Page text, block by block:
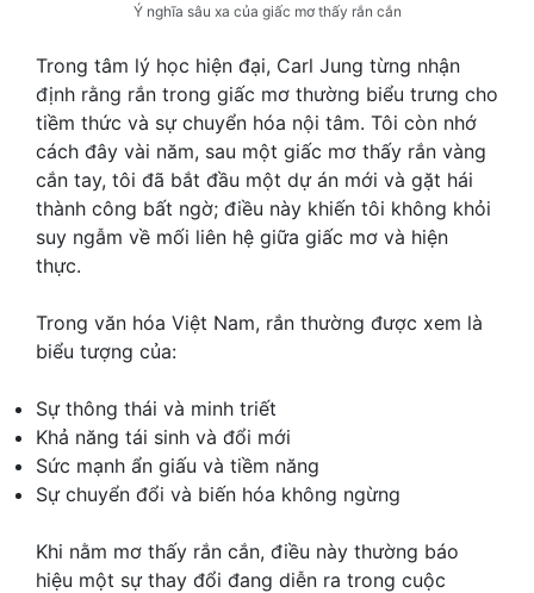
Ý nghĩa sâu xa của giấc mơ thấy rắn cắn
Trong tâm lý học hiện đại, Carl Jung từng nhận
định rằng rắn trong giấc mơ thường biểu trưng cho
tiềm thức và sự chuyển hóa nội tâm. Tôi còn nhớ
cách đây vài năm, sau một giấc mơ thấy rắn vàng
cắn tay, tôi đã bắt đầu một dự án mới và gặt hái
thành công bất ngờ; điều này khiến tôi không khỏi
suy ngẫm về mối liên hệ giữa giấc mơ và hiện
thực.
Trong văn hóa Việt Nam, rắn thường được xem là
biểu tượng của:
Sự thông thái và minh triết
Khả năng tái sinh và đổi mới
Sức mạnh ẩn giấu và tiềm năng
Sự chuyển đổi và biến hóa không ngừng
Khi nằm mơ thấy rắn cắn, điều này thường báo
hiệu một sự thay đổi đang diễn ra trong cuộc